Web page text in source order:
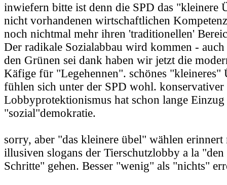
inwiefern bitte ist denn die SPD das "kleinere
nicht vorhandenen wirtschaftlichen
noch nichtmal mehr ihren 'traditionellen'
Der radikale Sozialabbau wird kommen -
den Grünen sei dank haben wir jetzt die
Käfige für "Legehennen". schönes "kleineres"
fühlen sich unter der SPD wohl. konservativer
Lobbyprotektionismus hat schon lange
"sozial"demokratie.
sorry, aber "das kleinere übel" wählen
illusiven slogans der Tierschutzlobby a la
Schritte" gehen. Besser "wenig" als "nichts"